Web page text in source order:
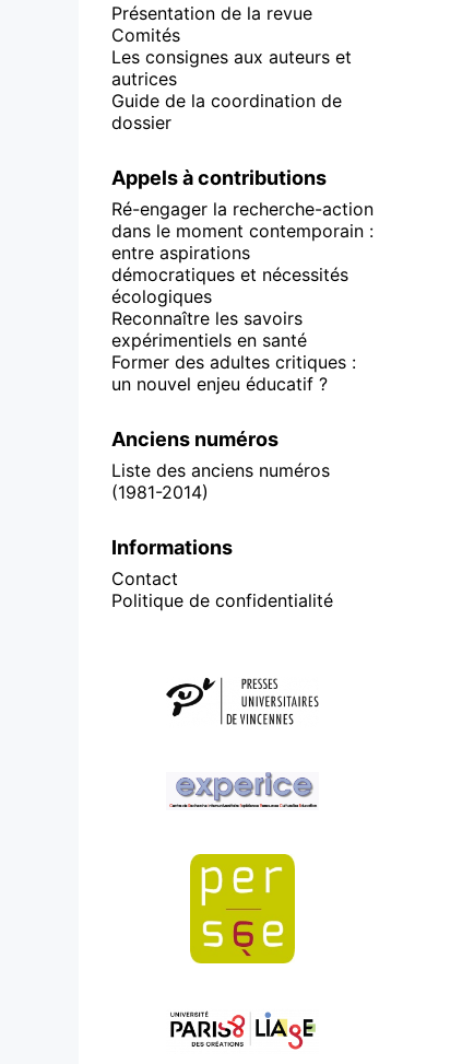
Présentation de la revue
Comités
Les consignes aux auteurs et
autrices
Guide de la coordination de
dossier
Appels à contributions
Ré-engager la recherche-action
dans le moment contemporain :
entre aspirations
démocratiques et nécessités
écologiques
Reconnaître les savoirs
expérimentiels en santé
Former des adultes critiques :
un nouvel enjeu éducatif ?
Anciens numéros
Liste des anciens numéros
(1981-2014)
Informations
Contact
Politique de confidentialité
Affiliations/partenaires